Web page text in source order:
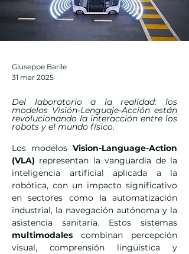
Giuseppe Barile
31 mar 2025
Del laboratorio a la realidad: los
modelos Visión-Lenguaje-Acción están
revolucionando la interacción entre los
robots y el mundo físico.
Los modelos Vision-Language-Action
(VLA) representan la vanguardia de la
inteligencia artificial aplicada a la
robótica, con un impacto significativo
en sectores como la automatización
industrial, la navegación autónoma y la
multimodales combinan percepción
visual, comprensión lingüística y